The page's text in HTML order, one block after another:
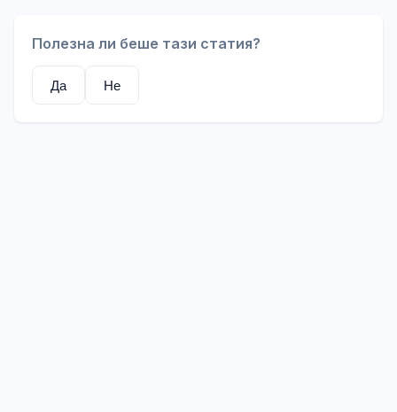
Полезна ли беше тази статия?
Да Не